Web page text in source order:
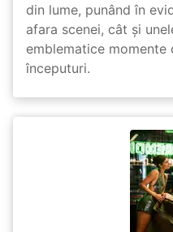
din lume, punând în
afara scenei, cât și
emblematice momente
începuturi.